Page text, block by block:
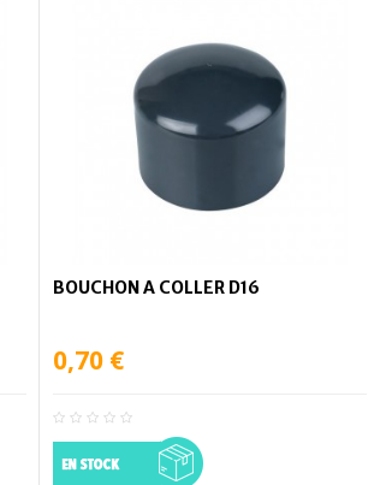
BOUCHON A COLLER D16
0,70 €